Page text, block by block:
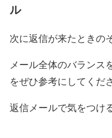
ル
次に返信が来たときの
メール全体のバランス
をぜひ参考にしてくだ
返信メールで気をつけ